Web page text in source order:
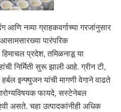
आणि नव्या ग्राहकवर्गाच्या गरजांनुसार
पारंपरिक
हिमाचल प्रदेश, तमिळनाडू या
निर्मिती सुरू झाली आहे. ग्रीन टी,
इन्फ्युजन यांची मागणी वेगाने वाढते
फायदे, सस्टेनेबल
असते. चहा उत्पादकांनीही अधिक